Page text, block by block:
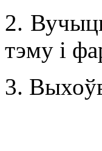
2.
тэму і
3.